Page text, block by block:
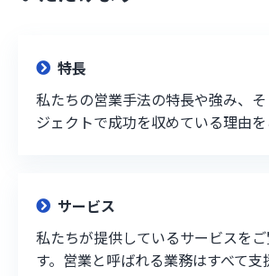
特長
私たちの営業手法の特長や強み、
ジェクトで成功を収めている理由を
サービス
私たちが提供しているサービスを
す。営業と呼ばれる業務はすべて支